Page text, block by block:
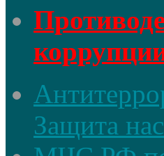
Защита